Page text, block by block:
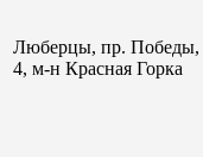
Люберцы, пр. Победы,
4, м-н Красная Горка